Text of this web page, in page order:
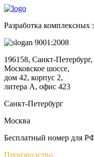
Разработка комплексных
9001:2008
196158, Санкт-Петербург,
Московское шоссе,
дом 42, корпус 2,
литера А, офис 423
Санкт-Петербург
Москва
Бесплатный номер для
Производство